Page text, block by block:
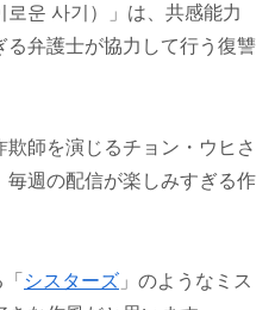
운 사기）」は、共感能力
弁護士が協力して行う復讐
師を演じるチョン・ウヒさ
毎週の配信が楽しみすぎる作
シスターズ 」のようなミス